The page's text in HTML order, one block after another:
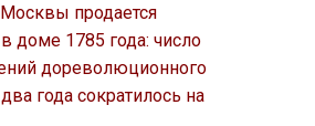
продается
доме 1785 года: число
дореволюционного
года сократилось на